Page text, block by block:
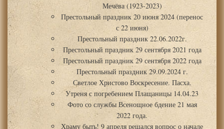
Мечёва (1923-2023)
Престольный праздник 20 июня 2024 (перенос
с 22 июня)
Престольный праздник 22.06.2022г.
Престольный праздник 29 сентября 2021 года
Престольный праздник 29 сентября 2022 года
Престольный праздник 29.09.2024 г.
Светлое Христово Воскресение. Пасха.
Утреня с погребением Плащаницы 14.04.23
Фото со службы Всенощное бдение 21 мая
2022 года.
Храму быть! 9 апреля решался вопрос о начале